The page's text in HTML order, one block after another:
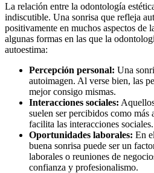
La relación entre la odontología
indiscutible. Una sonrisa que refleja
positivamente en muchos aspectos de
algunas formas en las que la
autoestima:
Percepción personal: Una
autoimagen. Al verse bien, las
mejor consigo mismas.
Interacciones sociales:
suelen ser percibidos como más
facilita las interacciones sociales.
Oportunidades laborales: En
buena sonrisa puede ser un
laborales o reuniones de
confianza y profesionalismo.